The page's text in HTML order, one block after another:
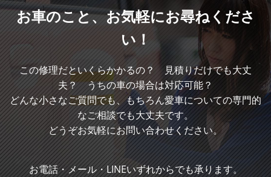
お車のこと、お気軽にお尋ねくださ
い！
この修理だといくらかかるの？ 見積りだけでも大丈
夫？ うちの車の場合は対応可能？
どんな小さなご質問でも、もちろん愛車についての専門的
なご相談でも大丈夫です。
どうぞお気軽にお問い合わせください。
お電話・メール・LINEいずれからでも承ります。